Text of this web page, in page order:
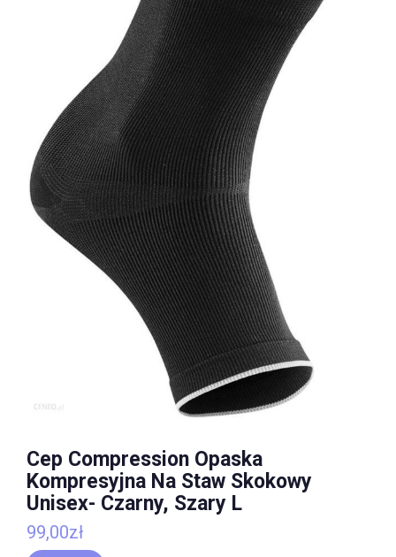
Cep Compression Opaska
Kompresyjna Na Staw Skokowy
Unisex- Czarny, Szary L
99,00zł